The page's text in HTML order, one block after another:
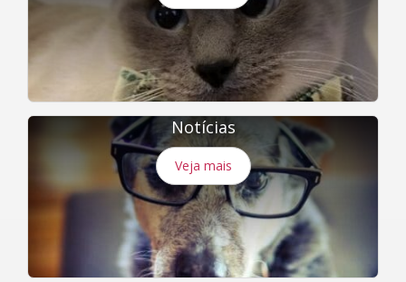
Notícias
Veja mais